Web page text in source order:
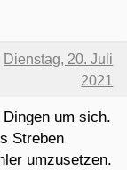
Dienstag, 20. Juli
2021
um sich.
Streben
umzusetzen.